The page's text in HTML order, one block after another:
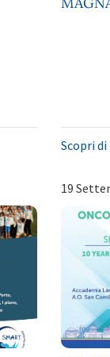
Scopri di
19